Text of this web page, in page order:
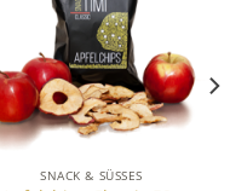
SNACK & SÜSSES